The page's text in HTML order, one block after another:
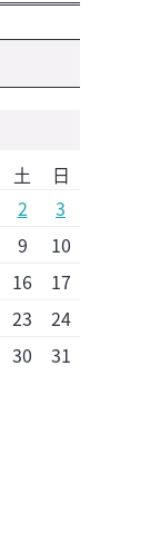
土
日
2
3
9
10
16
17
23
24
30
31